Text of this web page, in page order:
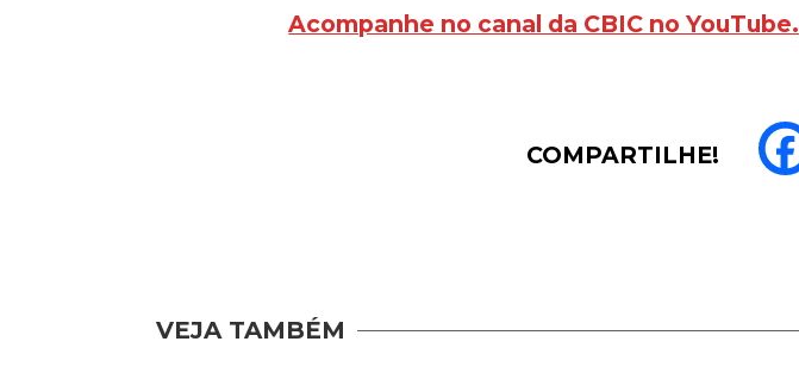
Acompanhe no canal da CBIC no YouTube.
COMPARTILHE!
VEJA TAMBÉM